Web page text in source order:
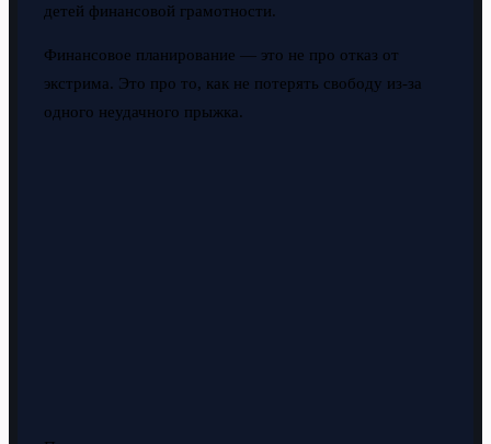
детей финансовой грамотности.
Финансовое планирование — это не про отказ от
экстрима. Это про то, как не потерять свободу из-за
одного неудачного прыжка.